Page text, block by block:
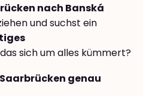
nach Banská
und suchst ein
sich um alles kümmert?
genau